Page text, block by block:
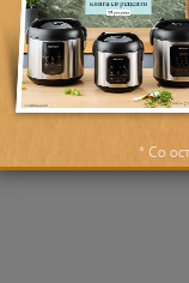
talija
3 4